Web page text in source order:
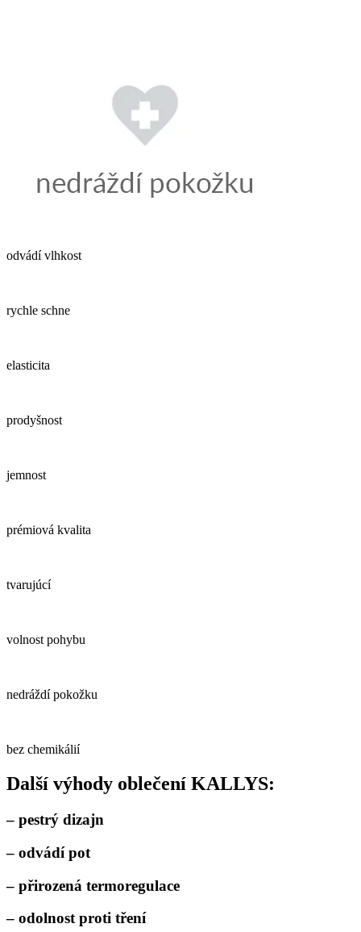
odvádí vlhkost
rychle schne
elasticita
prodyšnost
jemnost
prémiová kvalita
tvarujúcí
volnost pohybu
nedráždí pokožku
bez chemikálií
Další výhody oblečení KALLYS:
– pestrý dizajn
– odvádí pot
– přirozená termoregulace
– odolnost proti tření